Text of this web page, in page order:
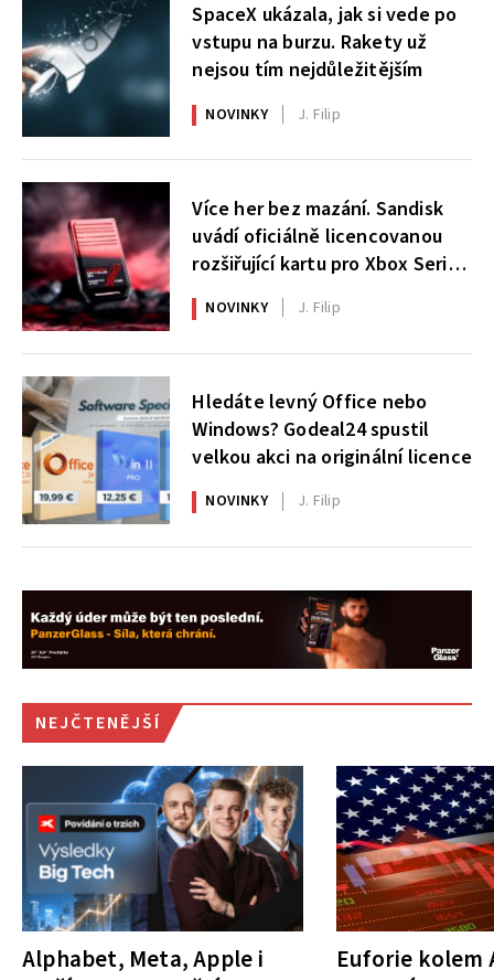
SpaceX ukázala, jak si vede po
vstupu na burzu. Rakety už
nejsou tím nejdůležitějším
NOVINKY J. Filip
Více her bez mazání. Sandisk
uvádí oficiálně licencovanou
rozšiřující kartu pro Xbox Series
X|S
NOVINKY J. Filip
Hledáte levný Office nebo
Windows? Godeal24 spustil
velkou akci na originální licence
NOVINKY J. Filip
NEJČTENĚJŠÍ
Alphabet, Meta, Apple i
Euforie kolem